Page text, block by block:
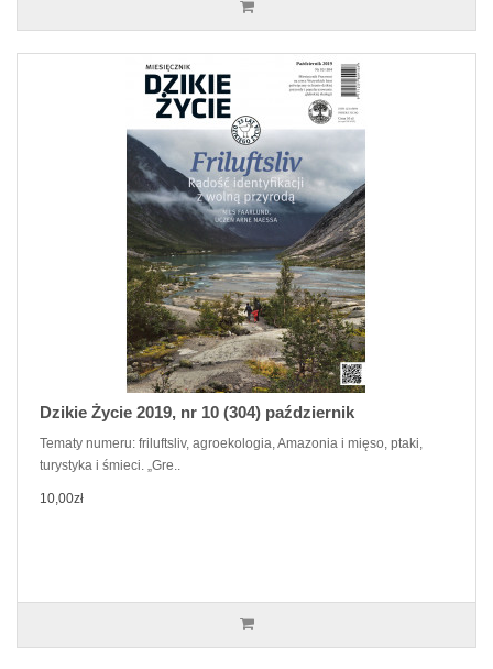
Dzikie Życie 2019, nr 10 (304) październik
Tematy numeru: friluftsliv, agroekologia, Amazonia i mięso, ptaki,
turystyka i śmieci. „Gre..
10,00zł